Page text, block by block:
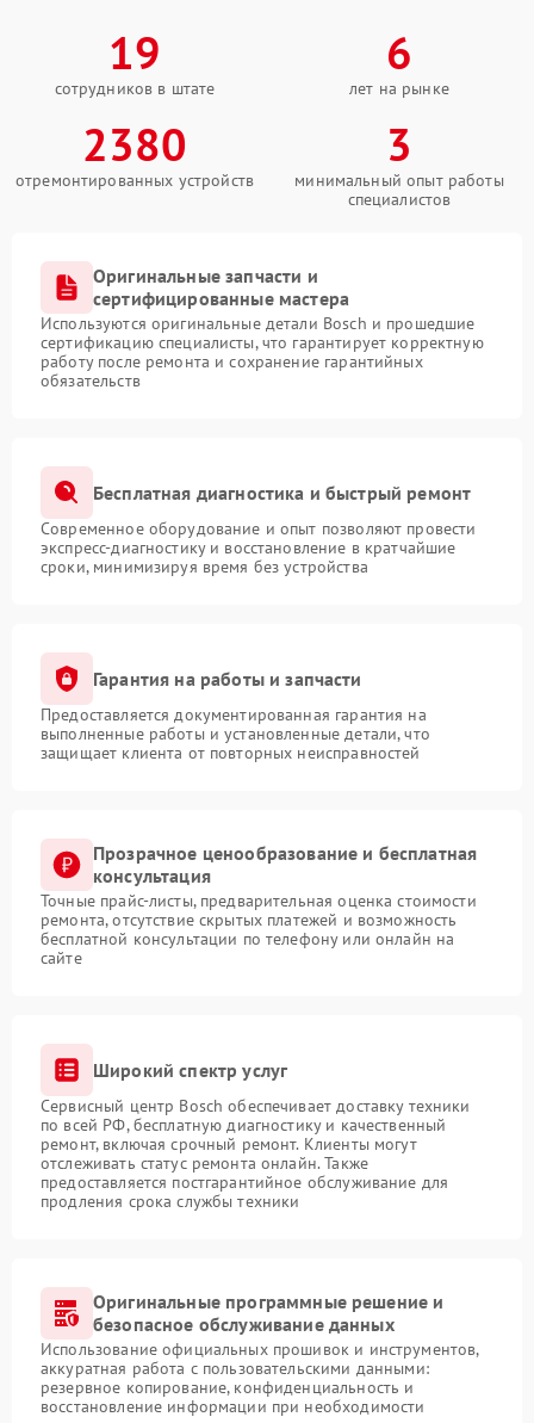
19
сотрудников в штате
6
лет на рынке
2380
отремонтированных устройств
3
минимальный опыт работы
специалистов
Оригинальные запчасти и
сертифицированные мастера
Используются оригинальные детали Bosch и прошедшие
сертификацию специалисты, что гарантирует корректную
работу после ремонта и сохранение гарантийных
обязательств
Бесплатная диагностика и быстрый ремонт
Современное оборудование и опыт позволяют провести
экспресс-диагностику и восстановление в кратчайшие
сроки, минимизируя время без устройства
Гарантия на работы и запчасти
Предоставляется документированная гарантия на
выполненные работы и установленные детали, что
защищает клиента от повторных неисправностей
Прозрачное ценообразование и бесплатная
консультация
Точные прайс-листы, предварительная оценка стоимости
ремонта, отсутствие скрытых платежей и возможность
бесплатной консультации по телефону или онлайн на
сайте
Широкий спектр услуг
Сервисный центр Bosch обеспечивает доставку техники
по всей РФ, бесплатную диагностику и качественный
ремонт, включая срочный ремонт. Клиенты могут
отслеживать статус ремонта онлайн. Также
предоставляется постгарантийное обслуживание для
продления срока службы техники
Оригинальные программные решение и
безопасное обслуживание данных
Использование официальных прошивок и инструментов,
аккуратная работа с пользовательскими данными:
резервное копирование, конфиденциальность и
восстановление информации при необходимости